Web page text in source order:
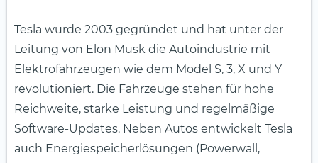
Tesla wurde 2003 gegründet und hat unter der
Leitung von Elon Musk die Autoindustrie mit
Elektrofahrzeugen wie dem Model S, 3, X und Y
revolutioniert. Die Fahrzeuge stehen für hohe
Reichweite, starke Leistung und regelmäßige
Software-Updates. Neben Autos entwickelt Tesla
auch Energiespeicherlösungen (Powerwall,